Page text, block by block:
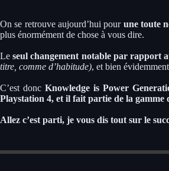
On se retrouve aujourd’hui pourune toute
plus énormément de chose à vous dire.
Le seul changement notable par rapport
titre, comme d’habitude), et bien
C’est doncKnowledge is Power
Playstation 4, et il fait partie de la gamme
Allez c’est parti, je vous dis tout sur le